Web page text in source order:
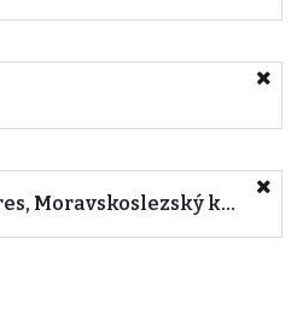
Frýdek-Místek (Okres, Moravskoslezský kraj)